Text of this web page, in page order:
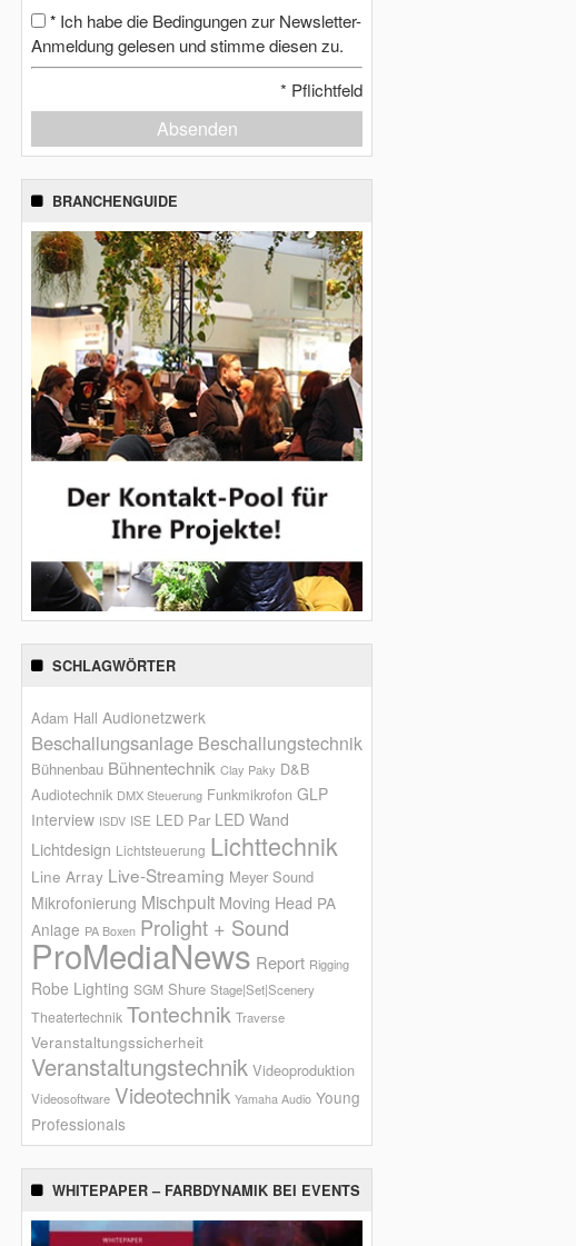
* Ich habe die Bedingungen zur Newsletter-
Anmeldung gelesen und stimme diesen zu.
* Pflichtfeld
Absenden
BRANCHENGUIDE
SCHLAGWÖRTER
Adam Hall Audionetzwerk
Beschallungsanlage Beschallungstechnik
Bühnenbau Bühnentechnik Clay Paky D&B
Audiotechnik DMX Steuerung Funkmikrofon GLP
Interview ISDV ISE LED Par LED Wand
Lichtdesign Lichtsteuerung Lichttechnik
Line Array Live-Streaming Meyer Sound
Mikrofonierung Mischpult Moving Head PA
Anlage PA Boxen Prolight + Sound
ProMediaNews Report Rigging
Robe Lighting SGM Shure Stage|Set|Scenery
Theatertechnik Tontechnik Traverse
Veranstaltungssicherheit
Veranstaltungstechnik Videoproduktion
Videosoftware Videotechnik Yamaha Audio Young
Professionals
WHITEPAPER – FARBDYNAMIK BEI EVENTS